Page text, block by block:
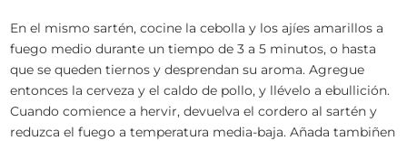
En el mismo sartén, cocine la cebolla y los ajíes amarillos a
fuego medio durante un tiempo de 3 a 5 minutos, o hasta
que se queden tiernos y desprendan su aroma. Agregue
entonces la cerveza y el caldo de pollo, y llévelo a ebullición.
Cuando comience a hervir, devuelva el cordero al sartén y
reduzca el fuego a temperatura media-baja. Añada tambiñen